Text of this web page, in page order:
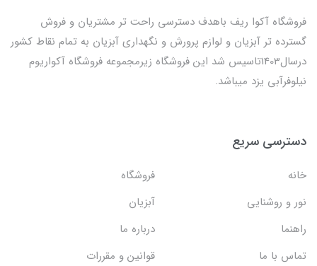
فروشگاه آکوا ریف باهدف دسترسی راحت تر مشتریان و فروش
گسترده تر آبزیان و لوازم پرورش و نگهداری آبزیان به تمام نقاط کشور
درسال1403تاسیس شد این فروشگاه زیرمجموعه فروشگاه آکواریوم
نیلوفرآبی یزد میباشد.
دسترسی سریع
خانه
فروشگاه
نور و روشنایی
آبزیان
راهنما
درباره ما
تماس با ما
قوانین و مقررات